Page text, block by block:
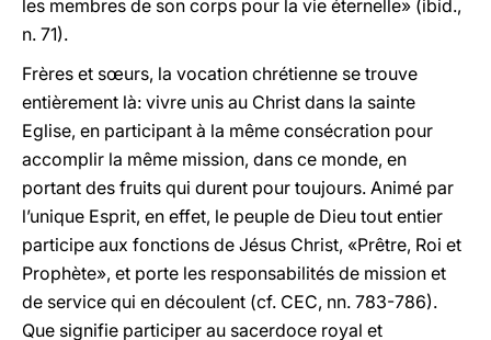
les membres de son corps pour la vie éternelle» (ibid.,
n. 71).
Frères et sœurs, la vocation chrétienne se trouve
entièrement là: vivre unis au Christ dans la sainte
Eglise, en participant à la même consécration pour
accomplir la même mission, dans ce monde, en
portant des fruits qui durent pour toujours. Animé par
l’unique Esprit, en effet, le peuple de Dieu tout entier
participe aux fonctions de Jésus Christ, «Prêtre, Roi et
Prophète», et porte les responsabilités de mission et
de service qui en découlent (cf. CEC, nn. 783-786).
Que signifie participer au sacerdoce royal et